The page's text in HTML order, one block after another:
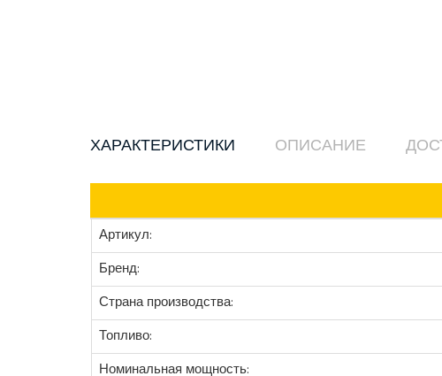
ХАРАКТЕРИСТИКИ ОПИСАНИЕ
Артикул:
Бренд:
Страна производства:
Топливо:
Номинальная мощность: